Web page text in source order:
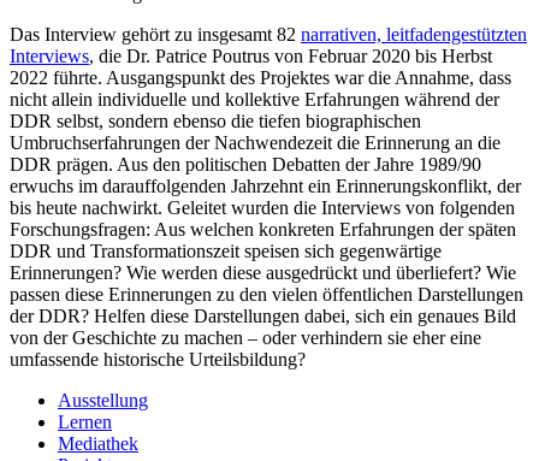
Das Interview gehört zu insgesamt 82 narrativen, leitfadengestützten
Interviews, die Dr. Patrice Poutrus von Februar 2020 bis Herbst
2022 führte. Ausgangspunkt des Projektes war die Annahme, dass
nicht allein individuelle und kollektive Erfahrungen während der
DDR selbst, sondern ebenso die tiefen biographischen
Umbruchserfahrungen der Nachwendezeit die Erinnerung an die
DDR prägen. Aus den politischen Debatten der Jahre 1989/90
erwuchs im darauffolgenden Jahrzehnt ein Erinnerungskonflikt, der
bis heute nachwirkt. Geleitet wurden die Interviews von folgenden
Forschungsfragen: Aus welchen konkreten Erfahrungen der späten
DDR und Transformationszeit speisen sich gegenwärtige
Erinnerungen? Wie werden diese ausgedrückt und überliefert? Wie
passen diese Erinnerungen zu den vielen öffentlichen Darstellungen
der DDR? Helfen diese Darstellungen dabei, sich ein genaues Bild
von der Geschichte zu machen – oder verhindern sie eher eine
umfassende historische Urteilsbildung?
Ausstellung
Lernen
Mediathek